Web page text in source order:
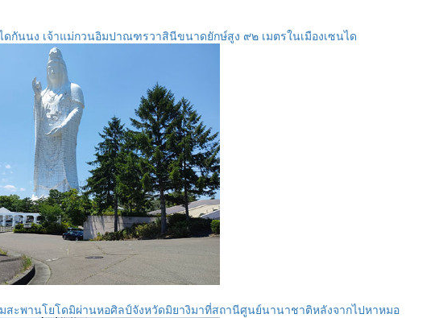
ดกันนง เจ้าแม่กวนอิมปาณฑรวาสินีขนาดยักษ์สูง ๙๒ เมตรในเมืองเซนได
สะพานโยโดมิผ่านหอศิลป์จังหวัดมิยางิมาที่สถานีศูนย์นานาชาติหลังจากไปหาหมอ